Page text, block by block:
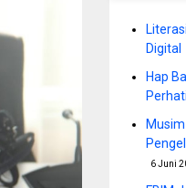
Digital
Hap
6 Juni